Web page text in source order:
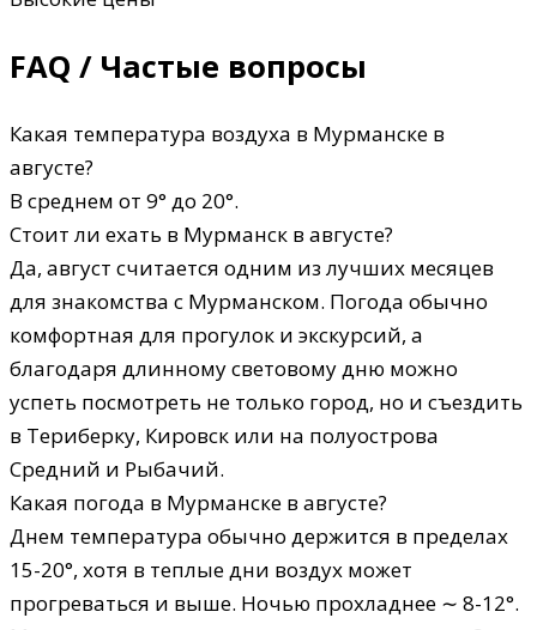
FAQ / Частые вопросы
Какая температура воздуха в Мурманске в
августе?
В среднем от 9° до 20°.
Стоит ли ехать в Мурманск в августе?
Да, август считается одним из лучших месяцев
для знакомства с Мурманском. Погода обычно
комфортная для прогулок и экскурсий, а
благодаря длинному световому дню можно
успеть посмотреть не только город, но и съездить
в Териберку, Кировск или на полуострова
Средний и Рыбачий.
Какая погода в Мурманске в августе?
Днем температура обычно держится в пределах
15-20°, хотя в теплые дни воздух может
прогреваться и выше. Ночью прохладнее ∼ 8-12°.